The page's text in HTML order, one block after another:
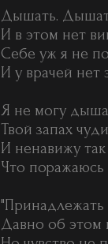
Дышать.
И в этом нет
Себе уж я не
И у врачей нет
Я не могу
Твой запах
И ненавижу
Что поражаюсь
"Принадлежать
Давно об этом